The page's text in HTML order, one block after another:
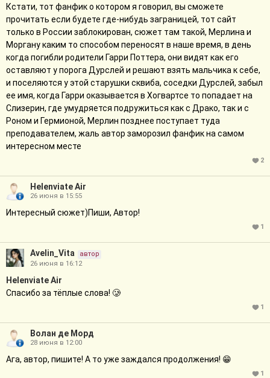
Кстати, тот фанфик о котором я говорил, вы сможете
прочитать если будете где-нибудь заграницей, тот сайт
только в России заблокирован, сюжет там такой, Мерлина и
Моргану каким то способом переносят в наше время, в день
когда погибли родители Гарри Поттера, они видят как его
оставляют у порога Дурслей и решают взять мальчика к себе,
и поселяются у этой старушки сквиба, соседки Дурслей, забыл
ее имя, когда Гарри оказывается в Хогвартсе то попадает на
Слизерин, где умудряется подружиться как с Драко, так и с
Роном и Гермионой, Мерлин позднее поступает туда
преподавателем, жаль автор заморозил фанфик на самом
интересном месте
2
Helenviate Air
26 июня в 15:55
Интересный сюжет)Пиши, Автор!
1
Avelin_Vita
автор
26 июня в 16:12
Helenviate Air
Спасибо за тёплые слова! 🥲
1
Волан де Морд
28 июня в 12:00
Ага, автор, пишите! А то уже заждался продолжения! 😁
1